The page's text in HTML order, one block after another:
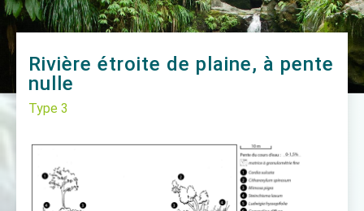
Rivière étroite de plaine, à pente
nulle
Type 3